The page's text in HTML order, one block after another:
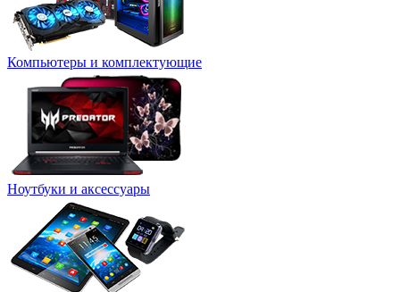
Компьютеры и комплектующие
Ноутбуки и аксессуары